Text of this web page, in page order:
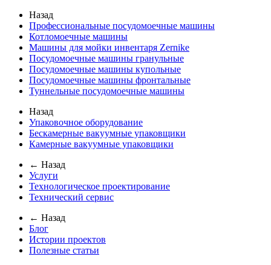
Назад
Профессиональные посудомоечные машины
Котломоечные машины
Машины для мойки инвентаря Zernike
Посудомоечные машины гранульные
Посудомоечные машины купольные
Посудомоечные машины фронтальные
Туннельные посудомоечные машины
Назад
Упаковочное оборудование
Бескамерные вакуумные упаковщики
Камерные вакуумные упаковщики
← Назад
Услуги
Технологическое проектирование
Технический сервис
← Назад
Блог
Истории проектов
Полезные статьи